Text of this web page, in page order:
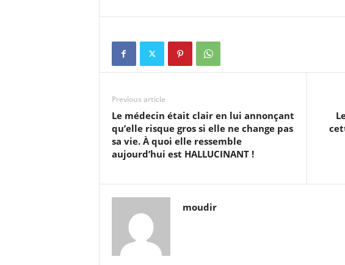
Previous article
Le médecin était clair en lui annonçant
qu’elle risque gros si elle ne change pas
sa vie. À quoi elle ressemble
aujourd’hui est HALLUCINANT !
moudir